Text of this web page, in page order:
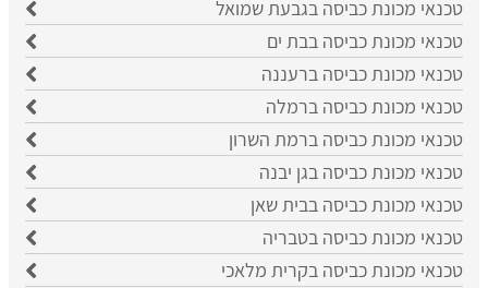
טכנאי מכונת כביסה בגבעת שמואל
טכנאי מכונת כביסה בבת ים
טכנאי מכונת כביסה ברעננה
טכנאי מכונת כביסה ברמלה
טכנאי מכונת כביסה ברמת השרון
טכנאי מכונת כביסה בגן יבנה
טכנאי מכונת כביסה בבית שאן
טכנאי מכונת כביסה בטבריה
טכנאי מכונת כביסה בקרית מלאכי